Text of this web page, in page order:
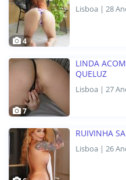
4
Lisboa | 28
7
LINDA
QUELUZ
Lisboa | 27
RUIVINHA
Lisboa | 26